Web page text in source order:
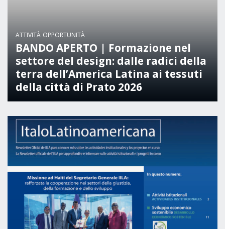
Catalogo
Pubblicazioni
Bandi
Borse di studio
Alta Formazione
Albo fornitori
Contratti/Accordi/Grant
ATTIVITÀ OPPORTUNITÀ
BANDO APERTO | Formazione nel
settore del design: dalle radici della
terra dell’America Latina ai tessuti
della città di Prato 2026